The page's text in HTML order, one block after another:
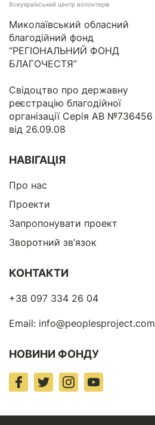
Всеукраїнський центр волонтерів
Миколаївський обласний
благодійний фонд
“РЕГІОНАЛЬНИЙ ФОНД
БЛАГОЧЕСТЯ”
Свідоцтво про державну
реєстрацію благодійної
організації Серія АВ №736456
від 26.09.08
НАВІГАЦІЯ
Про нас
Проекти
Запропонувати проект
Зворотний зв’язок
КОНТАКТИ
+38 097 334 26 04
Email: info@peoplesproject.com
НОВИНИ ФОНДУ